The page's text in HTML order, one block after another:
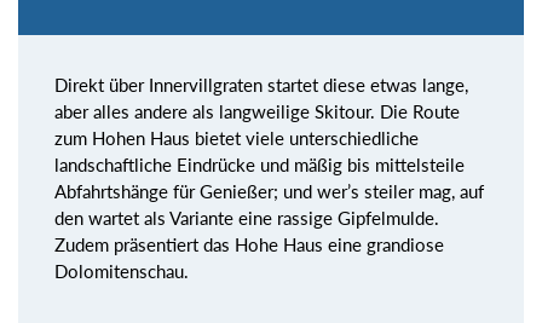
Direkt über Innervillgraten startet diese etwas lange,
aber alles andere als langweilige Skitour. Die Route
zum Hohen Haus bietet viele unterschiedliche
landschaftliche Eindrücke und mäßig bis mittelsteile
Abfahrtshänge für Genießer; und wer’s steiler mag, auf
den wartet als Variante eine rassige Gipfelmulde.
Zudem präsentiert das Hohe Haus eine grandiose
Dolomitenschau.